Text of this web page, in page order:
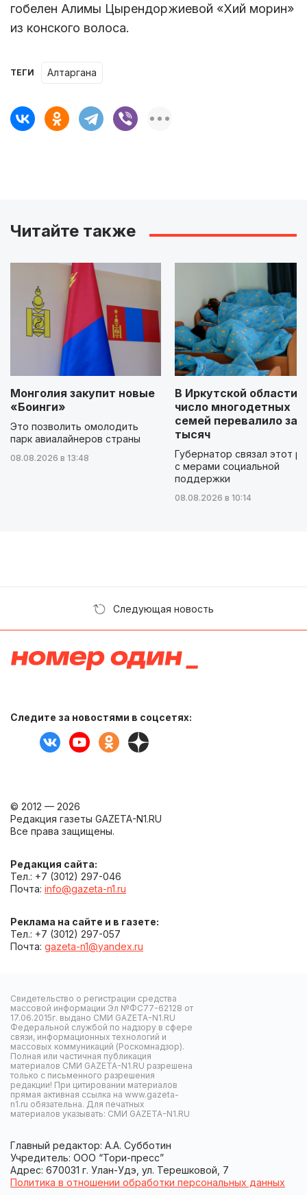
гобелен Алимы Цырендоржиевой «Хий морин»
из конского волоса.
ТЕГИ Алтаргана
Читайте также
Монголия закупит новые
«Боинги»
Это позволить омолодить
парк авиалайнеров страны
08.08.2026 в 13:48
В Иркутской области
число многодетных
семей перевалило за
тысяч
Губернатор связал этот
с мерами социальной
поддержки
08.08.2026 в 10:14
Следующая новость
Следите за новостями в соцсетях:
© 2012 — 2026
Редакция газеты GAZETA-N1.RU
Все права защищены.
Редакция сайта:
Тел.: +7 (3012) 297-046
Почта: info@gazeta-n1.ru
Реклама на сайте и в газете:
Тел.: +7 (3012) 297-057
Почта: gazeta-n1@yandex.ru
Свидетельство о регистрации средства
массовой информации Эл №ФС77-62128 от
17.06.2015г. выдано СМИ GAZETA-N1.RU
Федеральной службой по надзору в сфере
связи, информационных технологий и
массовых коммуникаций (Роскомнадзор).
Полная или частичная публикация
материалов СМИ GAZETA-N1.RU разрешена
только с письменного разрешения
редакции! При цитировании материалов
прямая активная ссылка на www.gazeta-
n1.ru обязательна. Для печатных
материалов указывать: СМИ GAZETA-N1.RU
Главный редактор: А.А. Субботин
Учредитель: ООО “Тори-пресс”
Адрес: 670031 г. Улан-Удэ, ул. Терешковой, 7
Политика в отношении обработки персональных данных